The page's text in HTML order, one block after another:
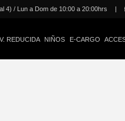
4) / Lun a Dom de 10:00 a 20:00hrs |
REDUCIDA NIÑOS E-CARGO